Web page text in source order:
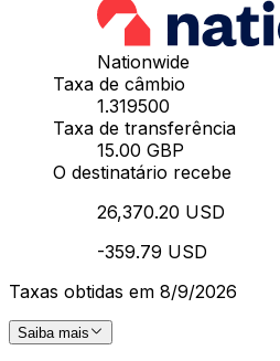
Nationwide
Taxa de câmbio
1.319500
Taxa de transferência
15.00 GBP
O destinatário recebe
26,370.20 USD
-359.79 USD
Taxas obtidas em 8/9/2026
Saiba mais